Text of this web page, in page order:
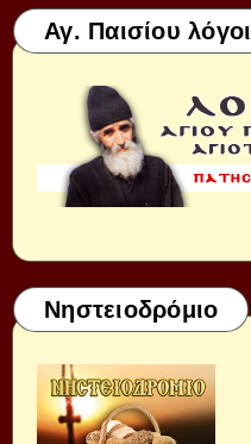
Αγ. Παισίου λόγοι
Νηστειοδρόμιο